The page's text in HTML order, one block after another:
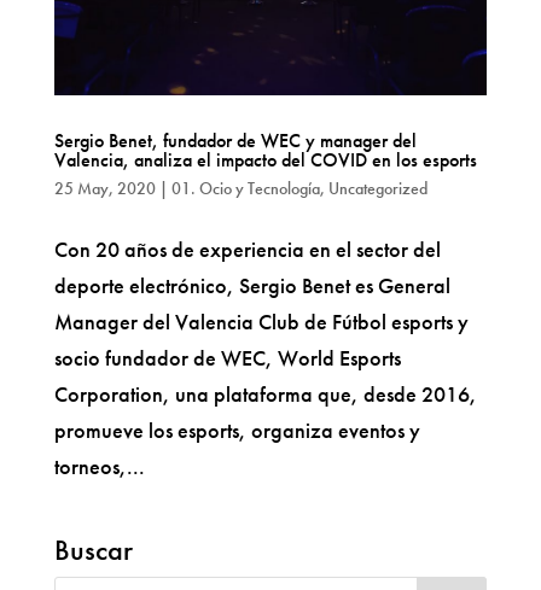
Sergio Benet, fundador de WEC y manager del
Valencia, analiza el impacto del COVID en los esports
25 May, 2020| 01. Ocio y Tecnología, Uncategorized
Con 20 años de experiencia en el sector del
deporte electrónico, Sergio Benet es General
Manager del Valencia Club de Fútbol esports y
socio fundador de WEC, World Esports
Corporation, una plataforma que, desde 2016,
promueve los esports, organiza eventos y
torneos,...
Buscar